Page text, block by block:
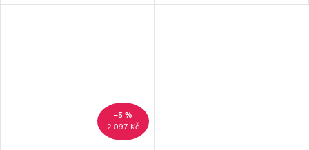
2 097 Kč
–5 %